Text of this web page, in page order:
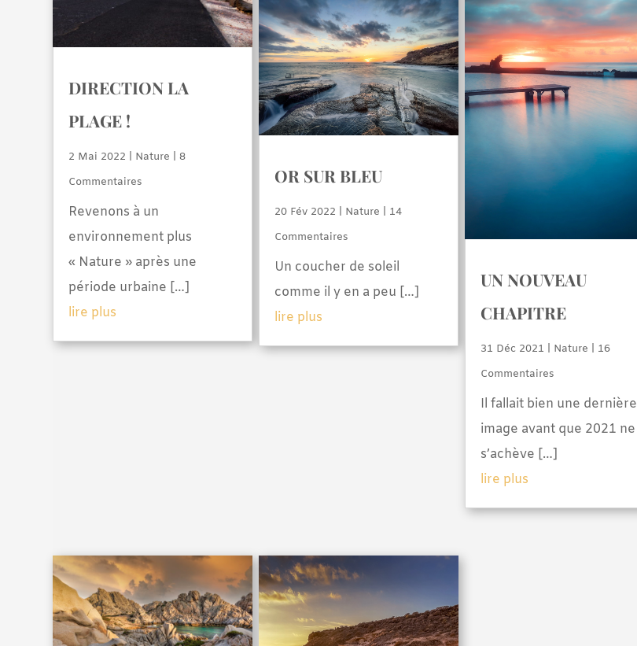
DIRECTION LA
PLAGE !
2 Mai 2022 Nature | 8
Commentaires
Revenons à un
environnement plus
« Nature » après une
période urbaine […]
lire plus
OR SUR BLEU
20 Fév 2022 Nature | 14
Commentaires
Un coucher de soleil
comme il y en a peu […]
lire plus
UN NOUVEAU
CHAPITRE
31 Déc 2021 Nature | 16
Commentaires
Il fallait bien une dernière
image avant que 2021 ne
s’achève […]
lire plus